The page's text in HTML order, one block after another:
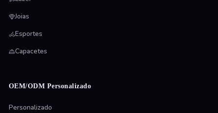
Joias
Esportes
Capacetes
OEM/ODM Personalizado
Personalizado